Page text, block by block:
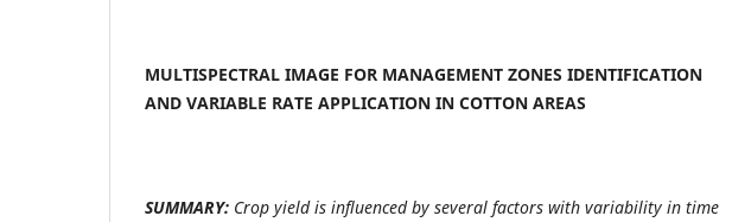
MULTISPECTRAL IMAGE FOR MANAGEMENT ZONES IDENTIFICATION
AND VARIABLE RATE APPLICATION IN COTTON AREAS
SUMMARY: Crop yield is influenced by several factors with variability in time